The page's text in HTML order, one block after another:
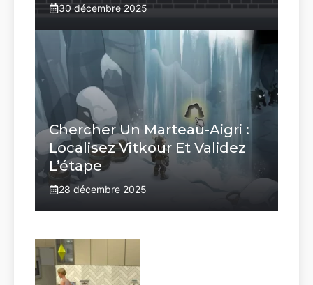
30 décembre 2025
Chercher Un Marteau-Aigri :
Localisez Vitkour Et Validez
L’étape
28 décembre 2025